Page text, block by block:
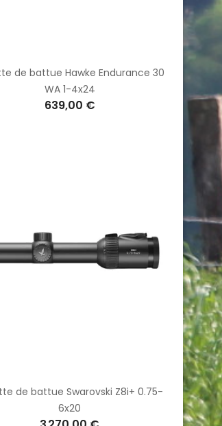
de battue Hawke Endurance 30
WA 1-4x24
639,00 €
de battue Swarovski Z8i+ 0.75-
6x20